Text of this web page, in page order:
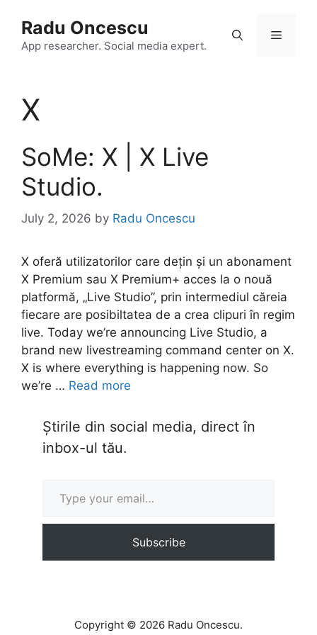
content
Radu Oncescu
App researcher. Social media expert.
Menu
X
SoMe: X | X Live
Studio.
July 2, 2026 by Radu Oncescu
X oferă utilizatorilor care dețin și un abonament
X Premium sau X Premium+ acces la o nouă
platformă, „Live Studio”, prin intermediul căreia
fiecare are posibiltatea de a crea clipuri în regim
live. Today we’re announcing Live Studio, a
brand new livestreaming command center on X.
X is where everything is happening now. So
we’re … Read more
Știrile din social media, direct în
inbox-ul tău.
Subscribe
Copyright © 2026 Radu Oncescu.